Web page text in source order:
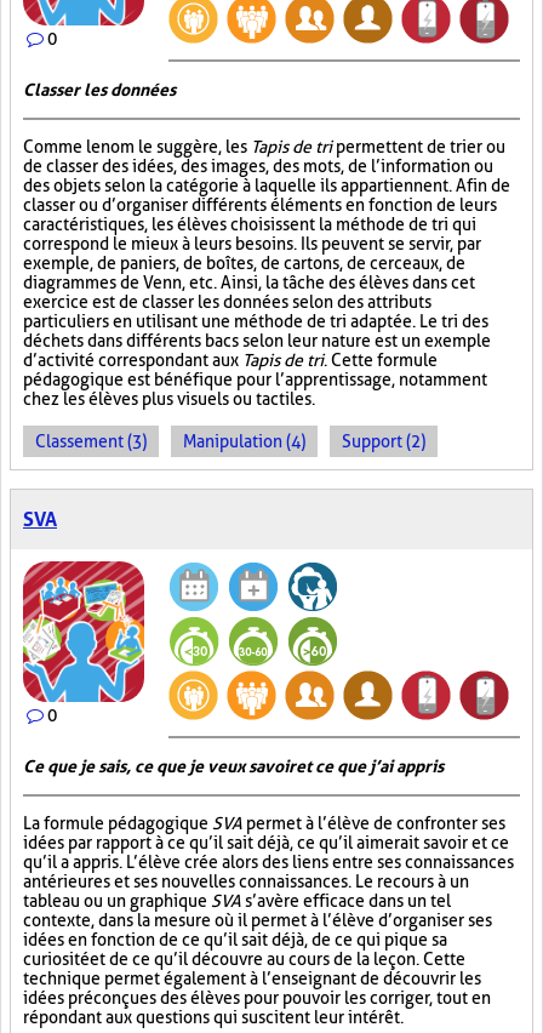
0
Classer les données
Comme le nom le suggère, les Tapis de tripermettent de trier ou
de classer des idées, des images, des mots, de l’information ou
des objets selon la catégorie à laquelle ils appartiennent. Afin de
classer ou d’organiser différents éléments en fonction de leurs
caractéristiques, les élèves choisissent la méthode de tri qui
correspond le mieux à leurs besoins. Ils peuvent se servir, par
exemple, de paniers, de boîtes, de cartons, de cerceaux, de
diagrammes de Venn, etc. Ainsi, la tâche des élèves dans cet
exercice est de classer les données selon des attributs
particuliers en utilisant une méthode de tri adaptée. Le tri des
déchets dans différents bacs selon leur nature est un exemple
d’activité correspondant aux Tapis de tri. Cette formule
pédagogique est bénéfique pour l’apprentissage, notamment
chez les élèves plus visuels ou tactiles.
Classement (3) Manipulation (4) Support (2)
SVA
0
Ce que je sais, ce que je veux savoir et ce que j’ai appris
La formule pédagogique SVA permet à l’élève de confronter ses
idées par rapport à ce qu’il sait déjà, ce qu’il aimerait savoir et ce
qu’il a appris. L’élève crée alors des liens entre ses connaissances
antérieures et ses nouvelles connaissances. Le recours à un
tableau ou un graphique SVA s’avère efficace dans un tel
contexte, dans la mesure où il permet à l’élève d’organiser ses
idées en fonction de ce qu’il sait déjà, de ce qui pique sa
curiosité et de ce qu’il découvre au cours de la leçon. Cette
technique permet également à l’enseignant de découvrir les
idées préconçues des élèves pour pouvoir les corriger, tout en
répondant aux questions qui suscitent leur intérêt.